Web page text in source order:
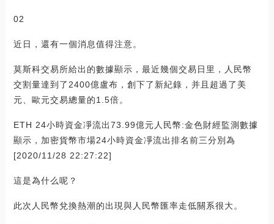
02
近日，還有一個消息值得注意。
莫斯科交易所給出的數據顯示，最近幾個交易日里，人民幣
交割量達到了2400億盧布，創下了新紀錄，并且超過了美
元、歐元交易總量的1.5倍。
ETH 24小時資金凈流出73.99億元人民幣:金色財經監測數據
顯示，加密貨幣市場24小時資金凈流出排名前三分別為
[2020/11/28 22:27:22]
這是為什么呢？
此次人民幣兌換熱潮的出現與人民幣匯率走低關系很大。